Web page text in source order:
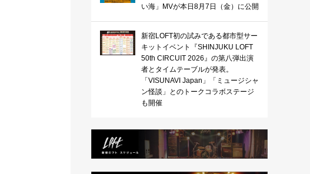
い海」MVが本日8月7日（金）に公開
新宿LOFT初の試みである都市型サー
キットイベント『SHINJUKU LOFT
50th CIRCUIT 2026』の第八弾出演
者とタイムテーブルが発表。
「VISUNAVI Japan」「ミュージシャ
ン怪談」とのトークコラボステージ
も開催